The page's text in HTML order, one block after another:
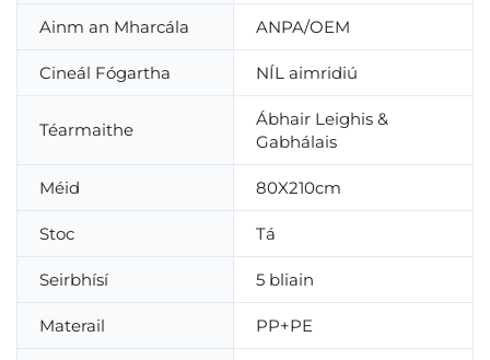
Ainm an Mharcála ANPA/OEM
Cineál Fógartha NÍL aimridiú
Téarmaithe
Ábhair Leighis &
Gabhálais
Méid 80X210cm
Stoc Tá
Seirbhísí 5 bliain
Materail PP+PE